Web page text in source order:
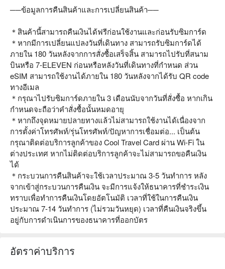
──ข้อมูลการคืนสินค้าและการเปลี่ยนสินค้า──
＊สินค้านี้สามารถคืนเงินได้ฟรีก่อนใช้งานและก่อนรับซิมการ์ด
＊หากมีการเปลี่ยนแปลงวันที่เดินทาง สามารถรับซิมการ์ดได้
ภายใน 180 วันหลังจากการสั่งซื้อเสร็จสิ้น สามารถไปรับที่สนาม
บินหรือ 7-ELEVEN ก่อนหรือหลังวันที่เดินทางที่กำหนด ส่วน
eSIM สามารถใช้งานได้ภายใน 180 วันหลังจากได้รับ QR code
ทางอีเมล
＊กรุณาไปรับซิมการ์ดภายใน 3 เดือนนับจากวันที่สั่งซื้อ หากเกิน
กำหนดจะถือว่าคำสั่งซื้อนั้นหมดอายุ
＊หากถึงจุดหมายปลายทางแล้วไม่สามารถใช้งานได้เนื่องจาก
การตั้งค่าโทรศัพท์/รุ่นโทรศัพท์/ปัญหาการเชื่อมต่อ... เป็นต้น
กรุณาติดต่อบริการลูกค้าของ Cool Travel Card ผ่าน Wi-Fi ใน
ต่างประเทศ หากไม่ติดต่อบริการลูกค้าจะไม่สามารถขอคืนเงิน
ได้
＊กระบวนการคืนสินค้าจะใช้เวลาประมาณ 3-5 วันทำการ หลัง
จากเข้าสู่กระบวนการคืนเงิน จะมีการแจ้งให้ธนาคารที่ชำระเงิน
ทราบเพื่อทำการคืนเงินโดยอัตโนมัติ เวลาที่ใช้ในการคืนเงิน
ประมาณ 7-14 วันทำการ (ไม่รวมวันหยุด) เวลาที่คืนเงินจริงขึ้น
อยู่กับการดำเนินการของธนาคารที่ออกบัตร
อัตราค่าบริการ